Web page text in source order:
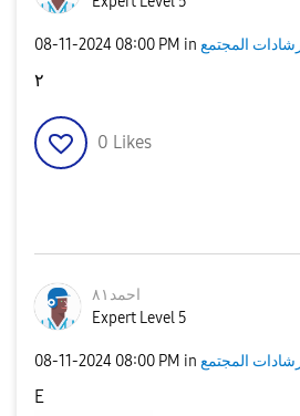
‎08-11-2024 08:00 PM in المجتمع
٢
0 Likes
احمد٨١
Expert Level 5
‎08-11-2024 08:00 PM in المجتمع
E